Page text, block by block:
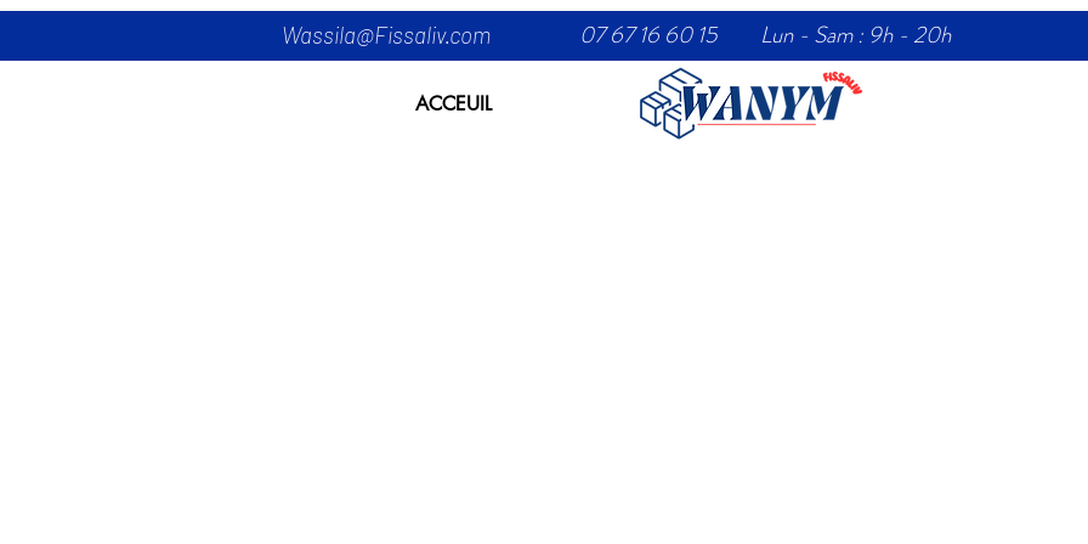
ACCEUIL
07 67 16 60 15 Lun - Sam : 9h - 20h
Wassila@Fissaliv.com